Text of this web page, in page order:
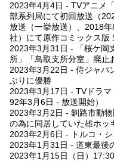
2023年4月4日 - TVアニメ
部系列局にて初回放送（
放送（一挙放送）、2018
社）にて原作コミックス版
2023年3月31日 - 「桜ケ岡
所」「鳥取支所分室」廃止
2023年3月22日 - 侍ジャパ
ぶりに優勝
2023年3月17日 - TVドラ
92年3月6日 - 放送開始）
2023年3月2日 - 釧路市動
の為に同居していた雄ホッ
2023年2月6日 - トルコ・
2023年1月31日 - 道東最後
2023年1月15日（日）